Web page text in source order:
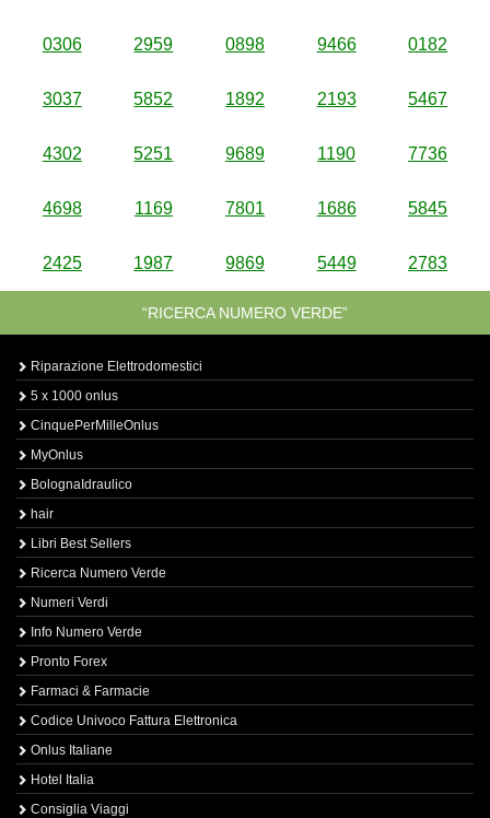
0306 2959 0898 9466 0182
3037 5852 1892 2193 5467
4302 5251 9689 1190 7736
4698 1169 7801 1686 5845
2425 1987 9869 5449 2783
“RICERCA NUMERO VERDE”
Riparazione Elettrodomestici
5 x 1000 onlus
CinquePerMilleOnlus
MyOnlus
BolognaIdraulico
hair
Libri Best Sellers
Ricerca Numero Verde
Numeri Verdi
Info Numero Verde
Pronto Forex
Farmaci & Farmacie
Codice Univoco Fattura Elettronica
Onlus Italiane
Hotel Italia
Consiglia Viaggi